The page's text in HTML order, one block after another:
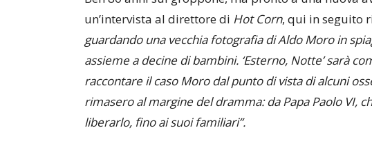
un’intervista al direttore di Hot Corn, qui in seguito
guardando una vecchia fotografia di Aldo Moro in
assieme a decine di bambini. ‘Esterno, Notte’ sarà
raccontare il caso Moro dal punto di vista di alcuni
rimasero al margine del dramma: da Papa Paolo VI,
liberarlo, fino ai suoi familiari”.